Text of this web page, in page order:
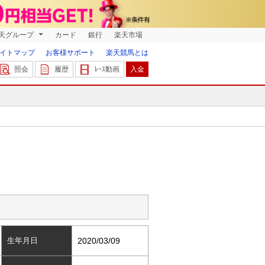
グループ カード 銀行 楽天市場
トマップ お客様サポート
楽天競馬とは
照会
履歴 ﾚｰｽ動画 入金
生年月日 2020/03/09